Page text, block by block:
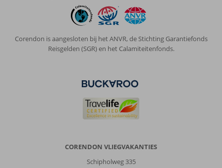
Corendon is aangesloten bij het ANVR, de Stichting Garantiefonds
Reisgelden (SGR) en het Calamiteitenfonds.
CORENDON VLIEGVAKANTIES
Schipholweg 335